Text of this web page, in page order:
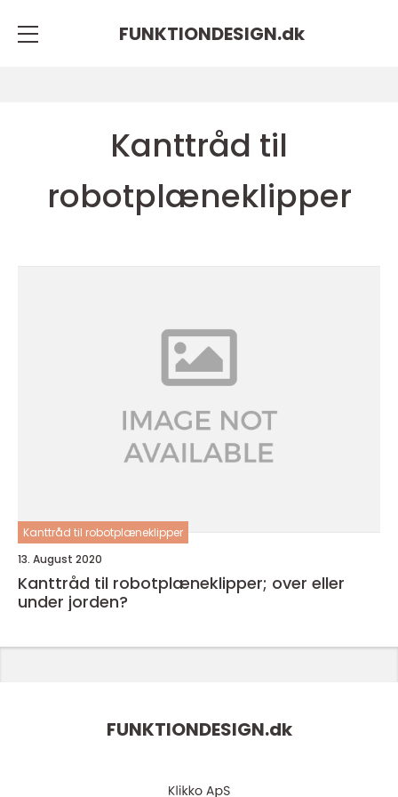
FUNKTIONDESIGN.dk
Kanttråd til
robotplæneklipper
Kanttråd til robotplæneklipper
13. August 2020
Kanttråd til robotplæneklipper; over eller
under jorden?
FUNKTIONDESIGN.dk